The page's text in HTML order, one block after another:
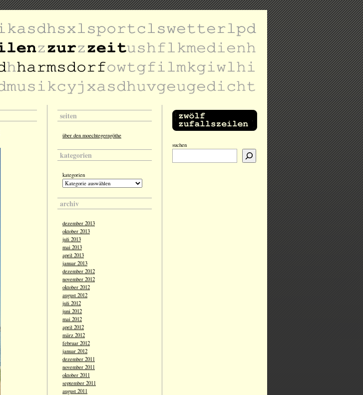
seiten
über den moechtegerngöthe
kategorien
kategorien
archiv
dezember 2013
oktober 2013
juli 2013
mai 2013
april 2013
januar 2013
dezember 2012
november 2012
oktober 2012
august 2012
juli 2012
juni 2012
mai 2012
april 2012
märz 2012
februar 2012
januar 2012
dezember 2011
november 2011
oktober 2011
september 2011
august 2011
suchen